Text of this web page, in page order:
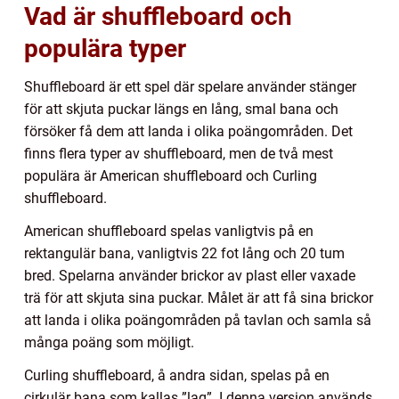
Vad är shuffleboard och
populära typer
Shuffleboard är ett spel där spelare använder stänger
för att skjuta puckar längs en lång, smal bana och
försöker få dem att landa i olika poängområden. Det
finns flera typer av shuffleboard, men de två mest
populära är American shuffleboard och Curling
shuffleboard.
American shuffleboard spelas vanligtvis på en
rektangulär bana, vanligtvis 22 fot lång och 20 tum
bred. Spelarna använder brickor av plast eller vaxade
trä för att skjuta sina puckar. Målet är att få sina brickor
att landa i olika poängområden på tavlan och samla så
många poäng som möjligt.
Curling shuffleboard, å andra sidan, spelas på en